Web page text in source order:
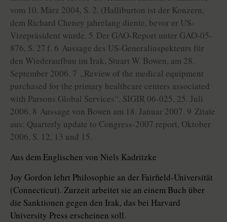
vom 10. März 2004, S. 2. (Halliburton ist der Konzern,
dem Richard Cheney jahrelang diente, bevor er US-
Vizepräsident wurde. 5 Der GAO-Report unter GAO-05-
876, S. 27 f. 6 Aussage des US-Generalinspekteurs für
den Wiederaufbau im Irak, Stuart W. Bowen, am 28.
September 2006. 7 „Review of the medical equipment
purchased for the primary healthcare centers associated
with Parsons Global Services“, SIGIR 06-025, 25. Juli
2006. 8 Aussage von Bowen am 18. Januar 2007. 9 Zitate
aus: Quarterly update to Congress-2007 report, Oktober
2006, S. 12, 13 und 15.
Aus dem Englischen von Niels Kadritzke
Joy Gordon lehrt Philosophie an der Fairfield-Universität
(Connecticut). Zurzeit arbeitet sie an einem Buch über
die Sanktionen gegen den Irak, das bei Harvard
University Press erscheinen soll.